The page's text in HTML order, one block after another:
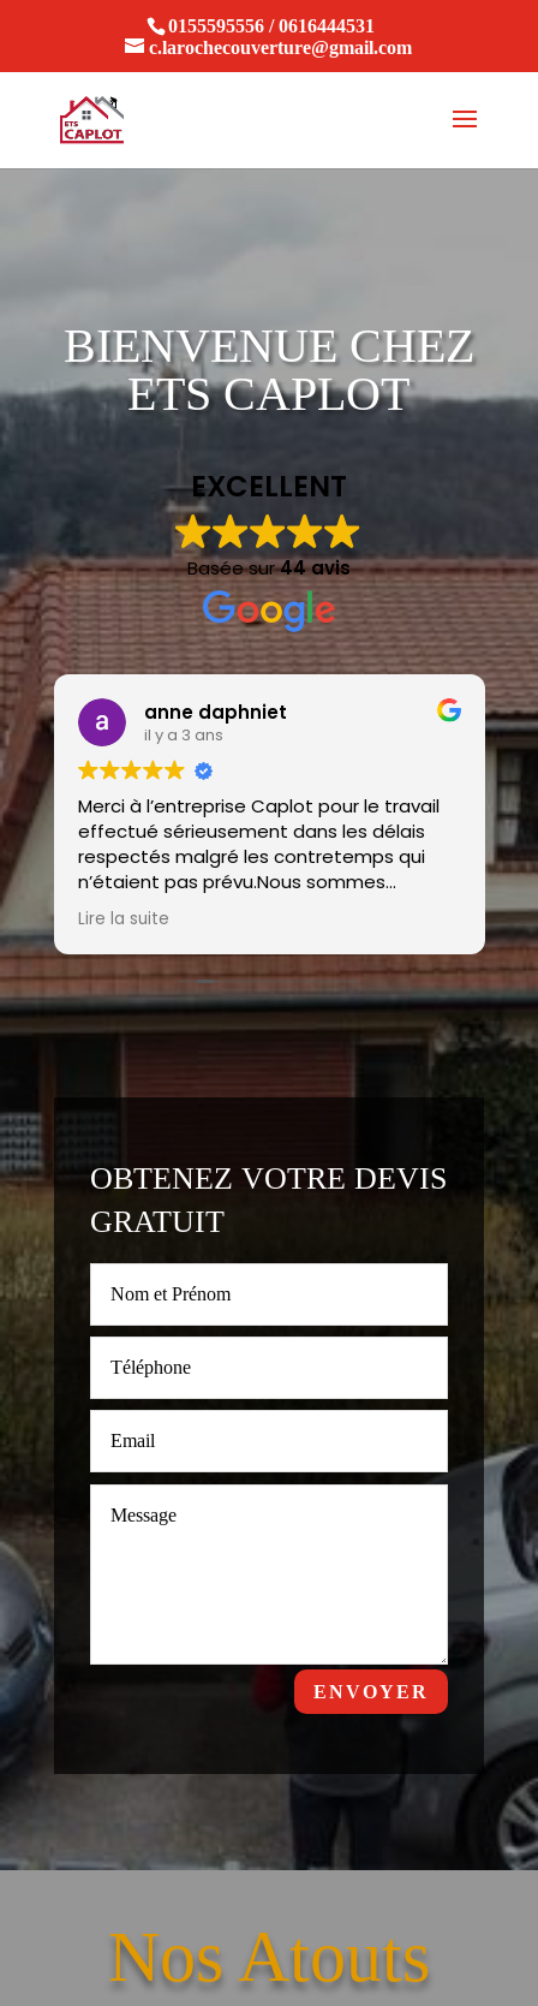
0155595556 / 0616444531
c.larochecouverture@gmail.com
BIENVENUE CHEZ
ETS CAPLOT
EXCELLENT
Basée sur44 avis
anne daphniet
il y a 3 ans
Merci à l’entreprise Caplot pour le travail
effectué sérieusement dans les délais
respectés malgré les contretemps qui
n’étaient pas prévu.Nous sommes
satisfait de la pose des velux. Encore
merci pour les travaux effectués.
Lire la suite
OBTENEZ VOTRE DEVIS
GRATUIT
ENVOYER
Nos Atouts